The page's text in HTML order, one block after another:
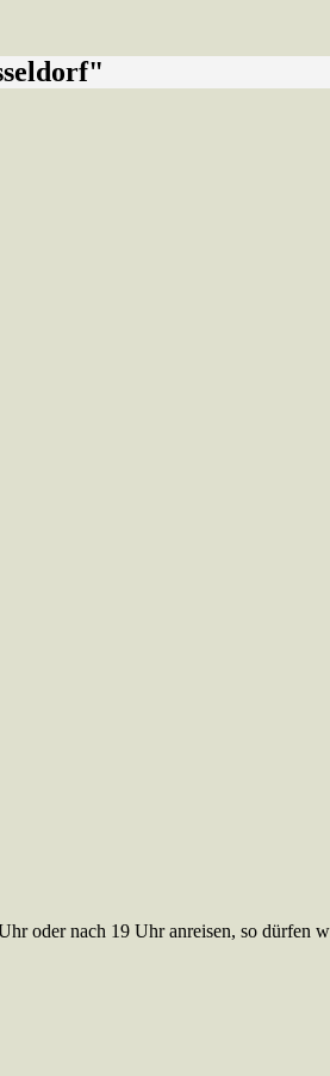
oder nach 19 Uhr anreisen, so